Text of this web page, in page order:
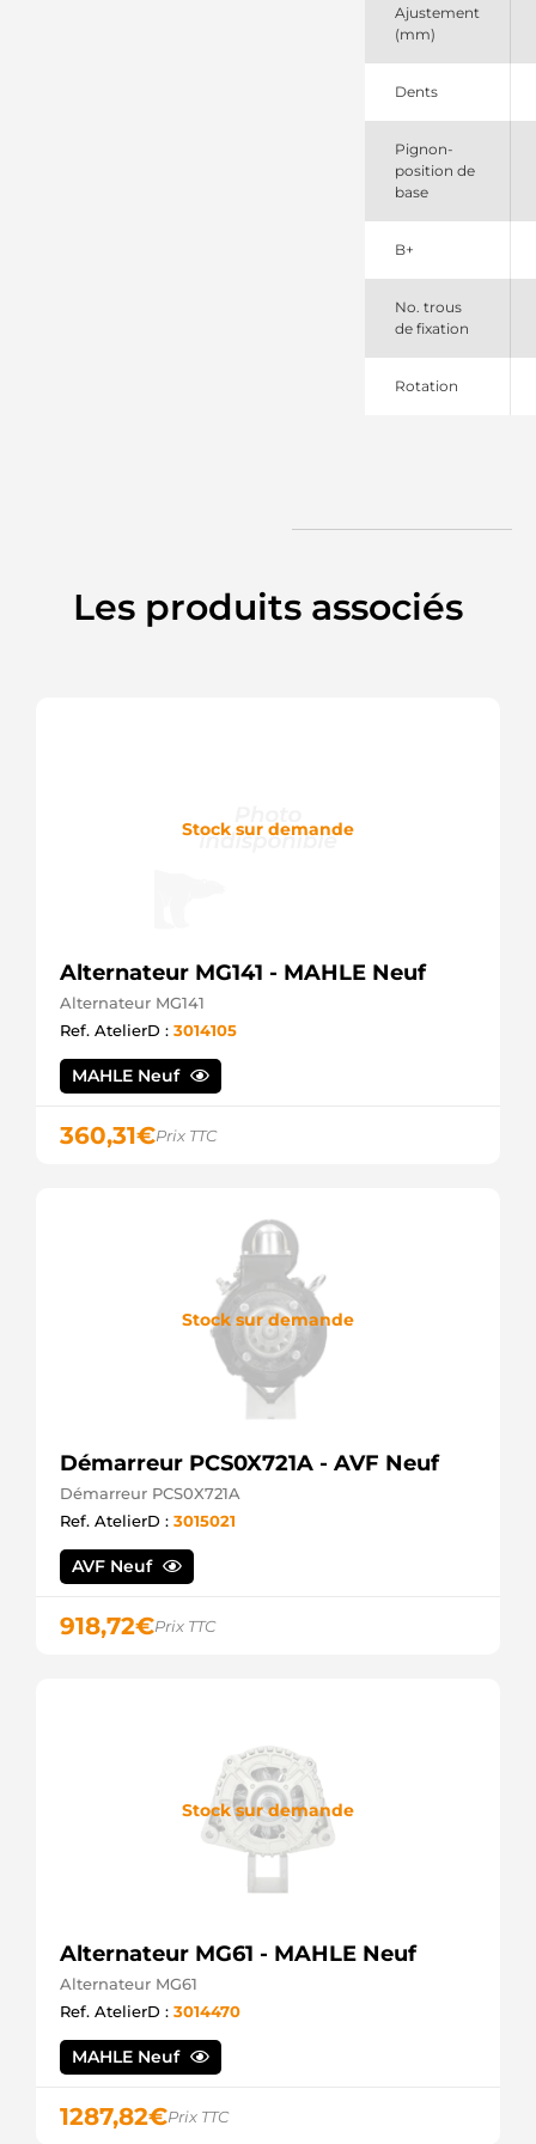
Denso
2280005733
Denso
6667825
PSH
91295406
Wilson
Ajustement
(mm)
Dents
Pignon-
position de
base
B+
No. trous
de fixation
Rotation
Les produits associés
Stock sur demande
Alternateur MG141 - MAHLE Neuf
Alternateur MG141
Ref. AtelierD : 3014105
MAHLE Neuf
360,31€Prix TTC
Stock sur demande
Démarreur PCS0X721A - AVF Neuf
Démarreur PCS0X721A
Ref. AtelierD : 3015021
AVF Neuf
918,72€Prix TTC
Stock sur demande
Alternateur MG61 - MAHLE Neuf
Alternateur MG61
Ref. AtelierD : 3014470
MAHLE Neuf
1287,82€Prix TTC